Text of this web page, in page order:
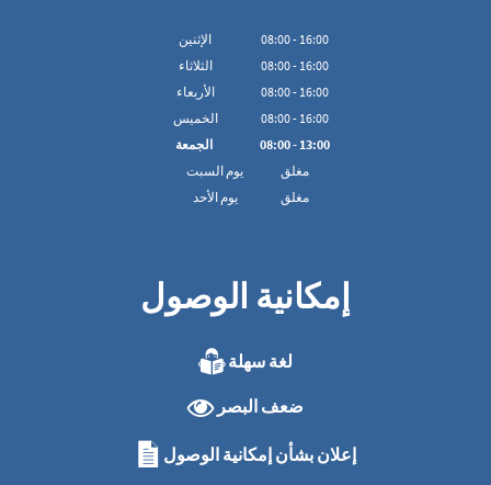
الإثنين 08:00- 16:00
الثلاثاء
08:00- 16:00
الأربعاء
08:00- 16:00
الخميس
08:00- 16:00
الجمعة
08:00-13:00
يوم السبت
مغلق
يوم الأحد
مغلق
إمكانية الوصول
لغة سهلة
ضعف البصر
إعلان بشأن إمكانية الوصول